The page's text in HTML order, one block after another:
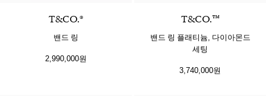
T&CO.®
밴드 링
2,990,000원
T&CO.™
밴드 링 플래티늄, 다이아몬드
세팅
3,740,000원